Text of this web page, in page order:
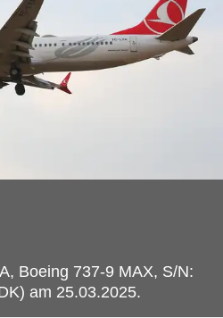
Boeing 737-9 MAX, S/N:
am 25.03.2025.